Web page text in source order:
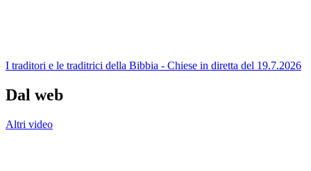
I traditori e le traditrici della Bibbia - Chiese in diretta del 19.7.2026
Dal web
Altri video